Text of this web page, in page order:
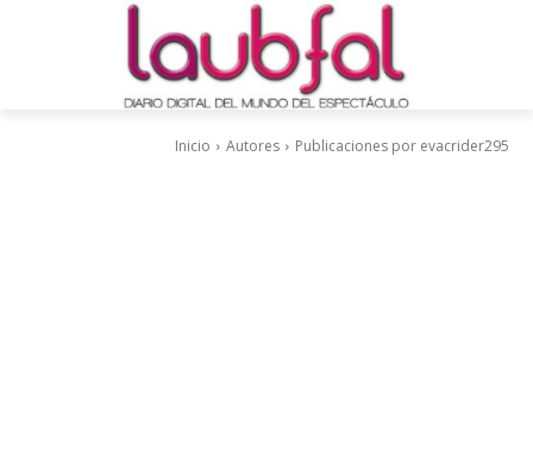
Inicio Autores Publicaciones por evacrider295